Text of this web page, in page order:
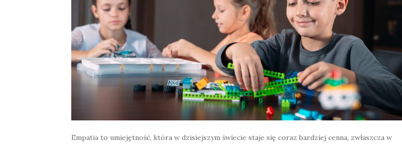
Empatia to umiejętność, która w dzisiejszym świecie staje się coraz bardziej cenna, zwłaszcza w